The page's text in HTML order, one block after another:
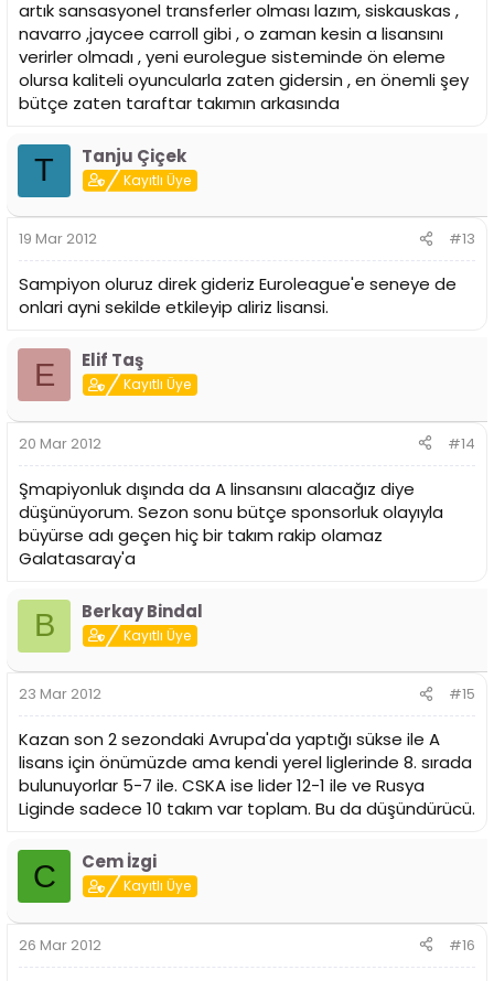
artık sansasyonel transferler olması lazım, siskauskas ,
navarro ,jaycee carroll gibi , o zaman kesin a lisansını
verirler olmadı , yeni eurolegue sisteminde ön eleme
olursa kaliteli oyuncularla zaten gidersin , en önemli şey
bütçe zaten taraftar takımın arkasında
T Tanju Çiçek
Kayıtlı Üye
19 Mar 2012 #13
Sampiyon oluruz direk gideriz Euroleague'e seneye de
onlari ayni sekilde etkileyip aliriz lisansi.
E Elif Taş
Kayıtlı Üye
20 Mar 2012 #14
Şmapiyonluk dışında da A linsansını alacağız diye
düşünüyorum. Sezon sonu bütçe sponsorluk olayıyla
büyürse adı geçen hiç bir takım rakip olamaz
Galatasaray'a
B Berkay Bindal
Kayıtlı Üye
23 Mar 2012 #15
Kazan son 2 sezondaki Avrupa'da yaptığı sükse ile A
lisans için önümüzde ama kendi yerel liglerinde 8. sırada
bulunuyorlar 5-7 ile. CSKA ise lider 12-1 ile ve Rusya
Liginde sadece 10 takım var toplam. Bu da düşündürücü.
C Cem İzgi
Kayıtlı Üye
26 Mar 2012 #16